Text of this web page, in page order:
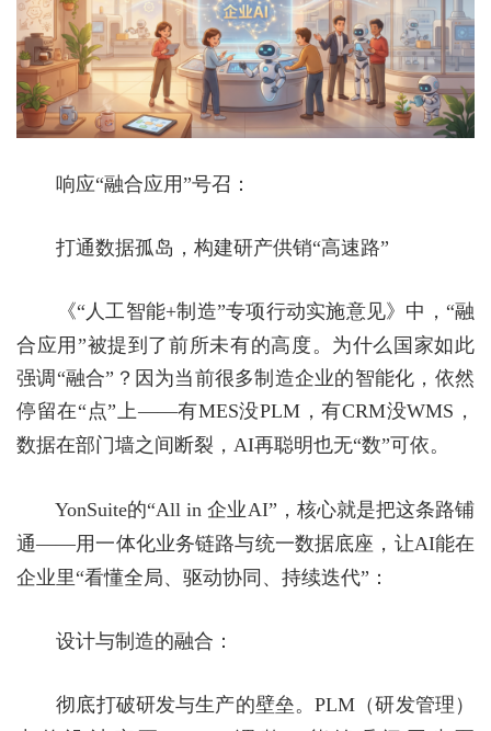
响应“融合应用”号召：
打通数据孤岛，构建研产供销“高速路”
《“人工智能+制造”专项行动实施意见》中，“融
合应用”被提到了前所未有的高度。为什么国家如此
强调“融合”？因为当前很多制造企业的智能化，依然
停留在“点”上——有MES没PLM ，有CRM没WMS ，
数据在部门墙之间断裂， AI再聪明也无“数”可依。
YonSuite的“All in企业AI”，核心就是把这条路铺
通——用一体化业务链路与统一数据底座，让AI能在
企业里“看懂全局、驱动协同、持续迭代”：
设计与制造的融合：
彻底打破研发与生产的壁垒。PLM （研发管理）